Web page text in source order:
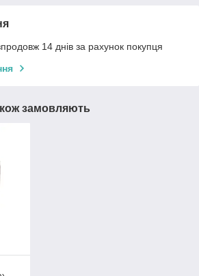
14 днів за рахунок покупця
замовляють